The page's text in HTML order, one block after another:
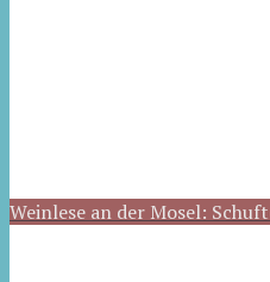
Weinlese an der Mosel: